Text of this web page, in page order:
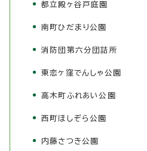
都立殿ヶ谷戸庭園
南町ひだまり公園
消防団第六分団詰所
東恋ヶ窪でんしゃ公園
高木町ふれあい公園
西町ほしぞら公園
内藤さつき公園